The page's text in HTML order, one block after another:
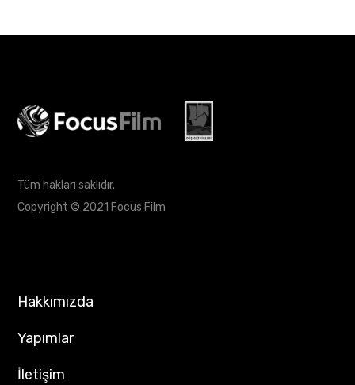
Tüm hakları saklıdır.
Copyright © 2021 Focus Film
Hakkımızda
Yapımlar
İletişim